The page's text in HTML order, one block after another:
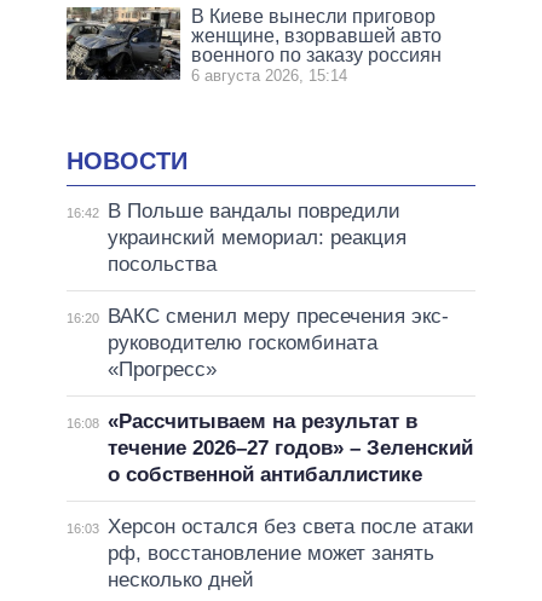
В Киеве вынесли приговор
женщине, взорвавшей авто
военного по заказу россиян
6 августа 2026, 15:14
НОВОСТИ
16:42
В Польше вандалы повредили
украинский мемориал: реакция
посольства
16:20
ВАКС сменил меру пресечения экс-
руководителю госкомбината
«Прогресс»
16:08 «Рассчитываем на результат в
течение 2026–27 годов» – Зеленский
о собственной антибаллистике
16:03 Херсон остался без света после атаки
рф, восстановление может занять
несколько дней